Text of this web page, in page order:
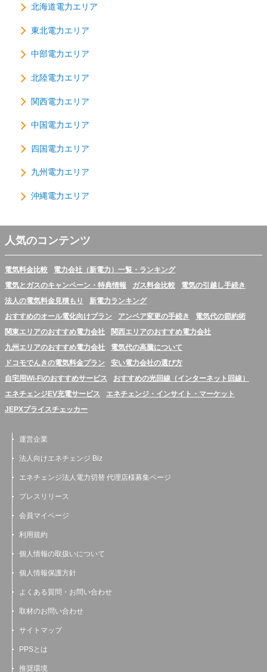
北海道電力エリア
東北電力エリア
中部電力エリア
北陸電力エリア
関西電力エリア
中国電力エリア
四国電力エリア
九州電力エリア
沖縄電力エリア
人気のコンテンツ
電気料金比較
電力会社（新電力）一覧・ランキング
電気とガスのキャンペーン・特典情報
ガス料金比較
電気の引越し手続き
法人の電気料金見積もり
新電力ランキング
おすすめのオール電化向けプラン
アンペア変更の手続き
電気代の節約術
関東エリアのおすすめ電力会社
関西エリアのおすすめ電力会社
九州エリアのおすすめ電力会社
電気代の高騰について
ドコモでんきの電気料金プラン
安い電力会社の選び方
自宅用Wi-Fiのおすすめサービス
おすすめの光回線（インターネット回線）
エネチェンジEV充電サービス
エネチェンジ・インサイト・マーケット
JEPXプライスチェッカー
運営企業
法人向けエネチェンジ Biz
エネチェンジ法人電力切替 代理店様募集ページ
プレスリリース
会員マイページ
利用規約
個人情報の取扱いについて
個人情報保護方針
よくある質問・お問い合わせ
取材のお問い合わせ
サイトマップ
PPSとは
推奨環境